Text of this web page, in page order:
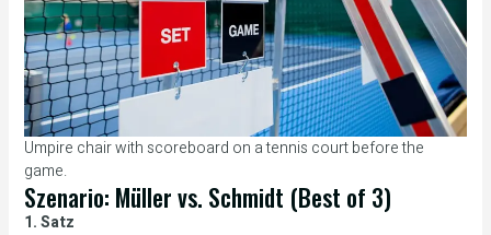
Umpire chair with scoreboard on a tennis court before the
game.
Szenario: Müller vs. Schmidt (Best of 3)
1. Satz